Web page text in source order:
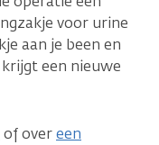
voor urine
aan je been en
een nieuwe
of overeen